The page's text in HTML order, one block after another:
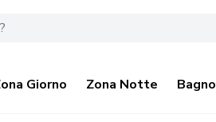
Giorno Zona Notte Bagno